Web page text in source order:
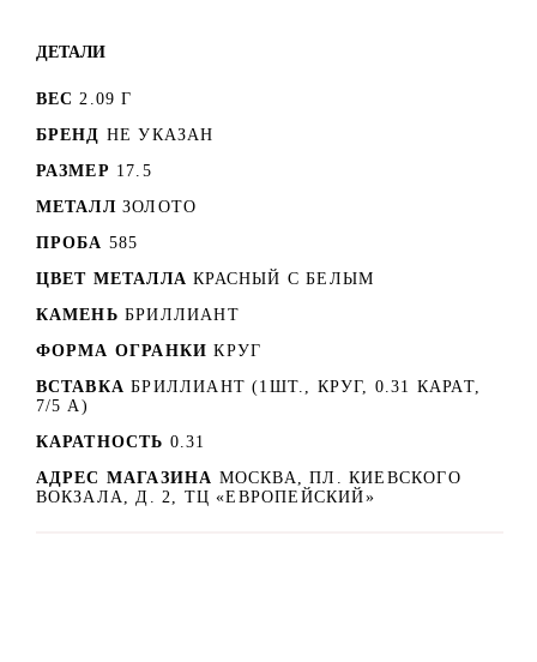
ДЕТАЛИ
ВЕС 2.09 Г
БРЕНД НЕ УКАЗАН
РАЗМЕР 17.5
МЕТАЛЛ ЗОЛОТО
ПРОБА 585
ЦВЕТ МЕТАЛЛА КРАСНЫЙ C БЕЛЫМ
КАМЕНЬ БРИЛЛИАНТ
ФОРМА ОГРАНКИ КРУГ
ВСТАВКА БРИЛЛИАНТ (1ШТ., КРУГ, 0.31 КАРАТ,
7/5 А)
КАРАТНОСТЬ 0.31
АДРЕС МАГАЗИНА МОСКВА, ПЛ. КИЕВСКОГО
ВОКЗАЛА, Д. 2, ТЦ «ЕВРОПЕЙСКИЙ»